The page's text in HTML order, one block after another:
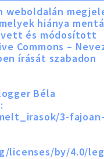
weboldalán
hiánya
és módosított
Commons –
írását szabadon
Béla
3-
licenses/by/4.0/